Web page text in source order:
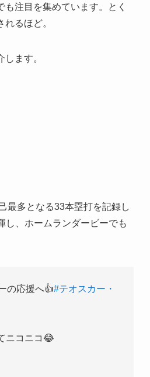
注目を集めています。とく
るほど。
ます。
最多となる33本塁打を記録し
し、ホームランダービーでも
の応援へ👍#テオスカー・
ニコニコ😂